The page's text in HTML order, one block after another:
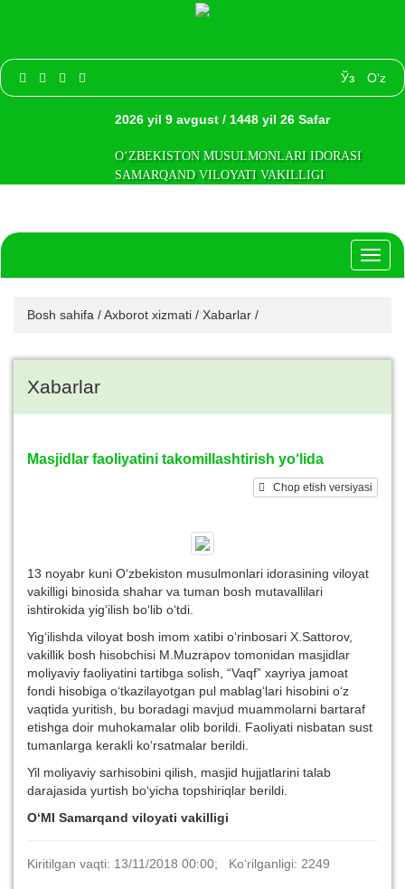
Ўз O‘z
2026 yil 9 avgust / 1448 yil 26 Safar
O‘ZBEKISTON MUSULMONLARI IDORASI
SAMARQAND VILOYATI VAKILLIGI
Bosh sahifa /Axborot xizmati / Xabarlar /
Xabarlar
Masjidlar faoliyatini takomillashtirish yo‘lida
Chop etish versiyasi
13 noyabr kuni O‘zbekiston musulmonlari idorasining viloyat
vakilligi binosida shahar va tuman bosh mutavallilari
ishtirokida yig‘ilish bo‘lib o‘tdi.
Yig‘ilishda viloyat bosh imom xatibi o‘rinbosari X.Sattorov,
vakillik bosh hisobchisi M.Muzrapov tomonidan masjidlar
moliyaviy faoliyatini tartibga solish, “Vaqf” xayriya jamoat
fondi hisobiga o‘tkazilayotgan pul mablag‘lari hisobini o‘z
vaqtida yuritish, bu boradagi mavjud muammolarni bartaraf
etishga doir muhokamalar olib borildi. Faoliyati nisbatan sust
tumanlarga kerakli ko‘rsatmalar berildi.
Yil moliyaviy sarhisobini qilish, masjid hujjatlarini talab
darajasida yurtish bo‘yicha topshiriqlar berildi.
O‘MI Samarqand viloyati vakilligi
Kiritilgan vaqti: 13/11/2018 00:00; Ko‘rilganligi: 2249